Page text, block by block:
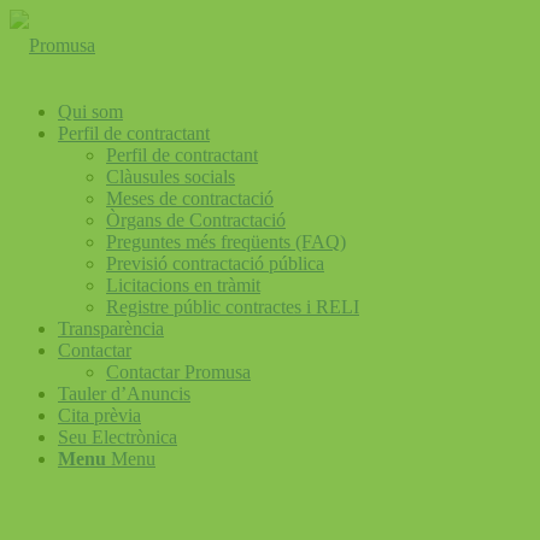
Qui som
Perfil de contractant
Perfil de contractant
Clàusules socials
Meses de contractació
Òrgans de Contractació
Preguntes més freqüents (FAQ)
Previsió contractació pública
Licitacions en tràmit
Registre públic contractes i RELI
Transparència
Contactar
Contactar Promusa
Tauler d’Anuncis
Cita prèvia
Seu Electrònica
Menu Menu